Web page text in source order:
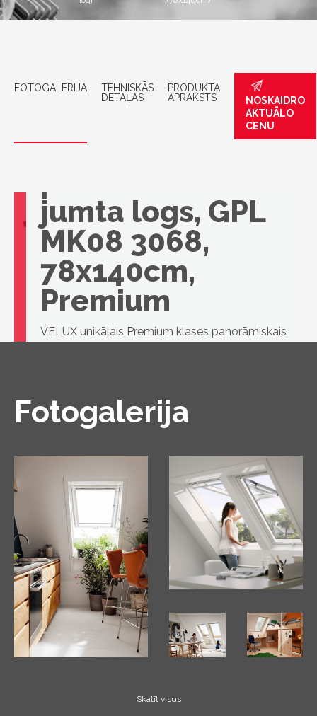
FOTOGALERIJA
TEHNISKĀS
DETAĻAS
PRODUKTA
APRAKSTS
NOSKAIDRO
AKTUĀLO
CENU
VELUX
jumta logs, GPL
MK08 3068,
78x140cm,
Premium
VELUX unikālais Premium klases panorāmiskais
Fotogalerija
Skatīt visus